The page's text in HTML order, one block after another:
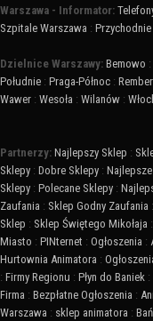
Warszawa - Informator:
Szpitale Warszawa :
Dzielnice Warszawy: Bemowo :
Południe : Praga-Północ :
Wawer : Wesoła : Wilanów :
Partnerzy: Najlepszy Sklep :
Sklepy : Dobre Sklepy :
Sklepy : Polecane Sklepy :
Zaufania : Sklep Godny Zaufania :
Sklep : Sklep Świętego Mikołaja :
Miasto : PINternet : Ogłoszenia :
Hurtownia Animatora :
: Firmy Regionu : Płyn do Baniek :
Firma : Bezpłatne Ogłoszenia :
Warszawa : sklep animatora :